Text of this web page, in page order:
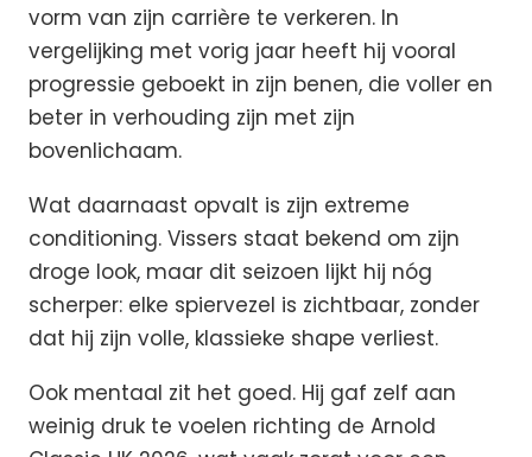
vorm van zijn carrière te verkeren. In
vergelijking met vorig jaar heeft hij vooral
progressie geboekt in zijn benen, die voller en
beter in verhouding zijn met zijn
bovenlichaam.
Wat daarnaast opvalt is zijn extreme
conditioning. Vissers staat bekend om zijn
droge look, maar dit seizoen lijkt hij nóg
scherper: elke spiervezel is zichtbaar, zonder
dat hij zijn volle, klassieke shape verliest.
Ook mentaal zit het goed. Hij gaf zelf aan
weinig druk te voelen richting de Arnold